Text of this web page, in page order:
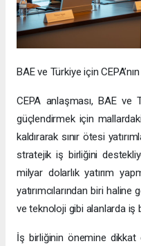
BAE ve Türkiye için
CEPA anlaşması, BAE ve
güçlendirmek için
kaldırarak sınır ötesi
stratejik iş birliğini
milyar dolarlık yatırım
yatırımcılarından biri
ve teknoloji gibi alanlarda iş
İş birliğinin önemine